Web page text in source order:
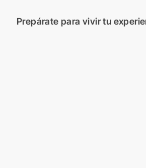
Prepárate para vivir tu